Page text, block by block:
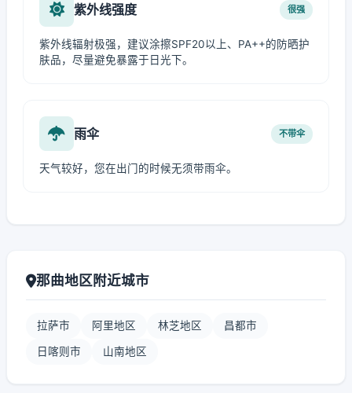
紫外线强度 很强
紫外线辐射极强，建议涂擦SPF20以上、PA++的防晒护
肤品，尽量避免暴露于日光下。
雨伞 不带伞
天气较好，您在出门的时候无须带雨伞。
那曲地区附近城市
拉萨市 阿里地区 林芝地区 昌都市
日喀则市 山南地区